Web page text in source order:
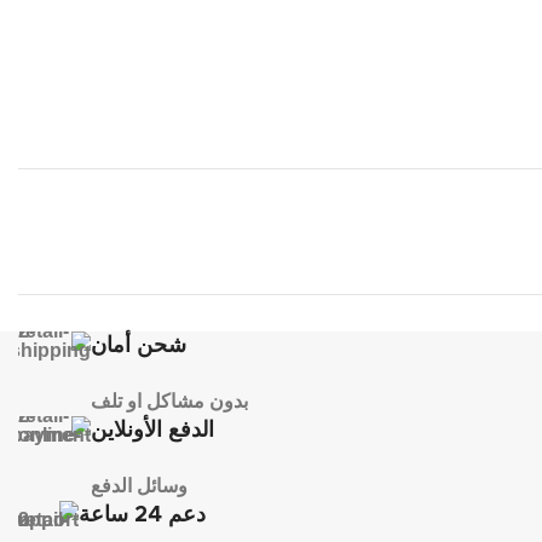
شحن أمان
بدون مشاكل او تلف
الدفع الأونلاين
وسائل الدفع
دعم 24 ساعة